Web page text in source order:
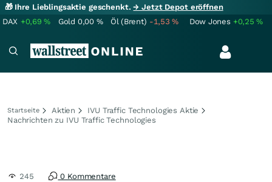
🎁 Ihre Lieblingsaktie geschenkt.→ Jetzt Depot eröffnen
DAX +0,69% Gold 0,00 % Öl (Brent) -1,53% Dow Jones +0,25%
Startseite Aktien
IVU Traffic Technologies Aktie
Nachrichten zu IVU Traffic Technologies
245 0 Kommentare